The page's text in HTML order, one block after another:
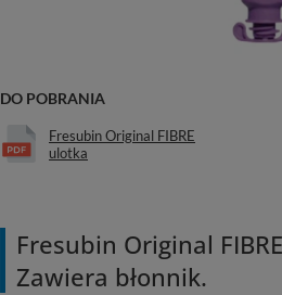
DO POBRANIA
Fresubin Original FIBRE
ulotka
Fresubin Original
Zawiera błonnik.